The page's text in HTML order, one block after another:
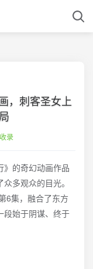
，刺客圣女上
录
》的奇幻动画作品
多观众的目光。
6集，融合了东方
段始于阴谋、终于